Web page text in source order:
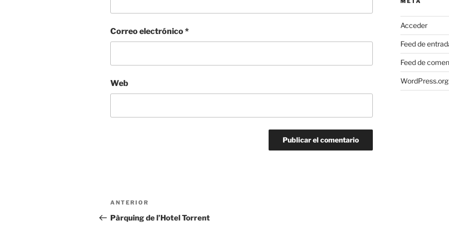
Correo electrónico*
Web
ANTERIOR
Pàrquing de l’Hotel Torrent
Acceder
Feed de
Feed de
WordPress.org